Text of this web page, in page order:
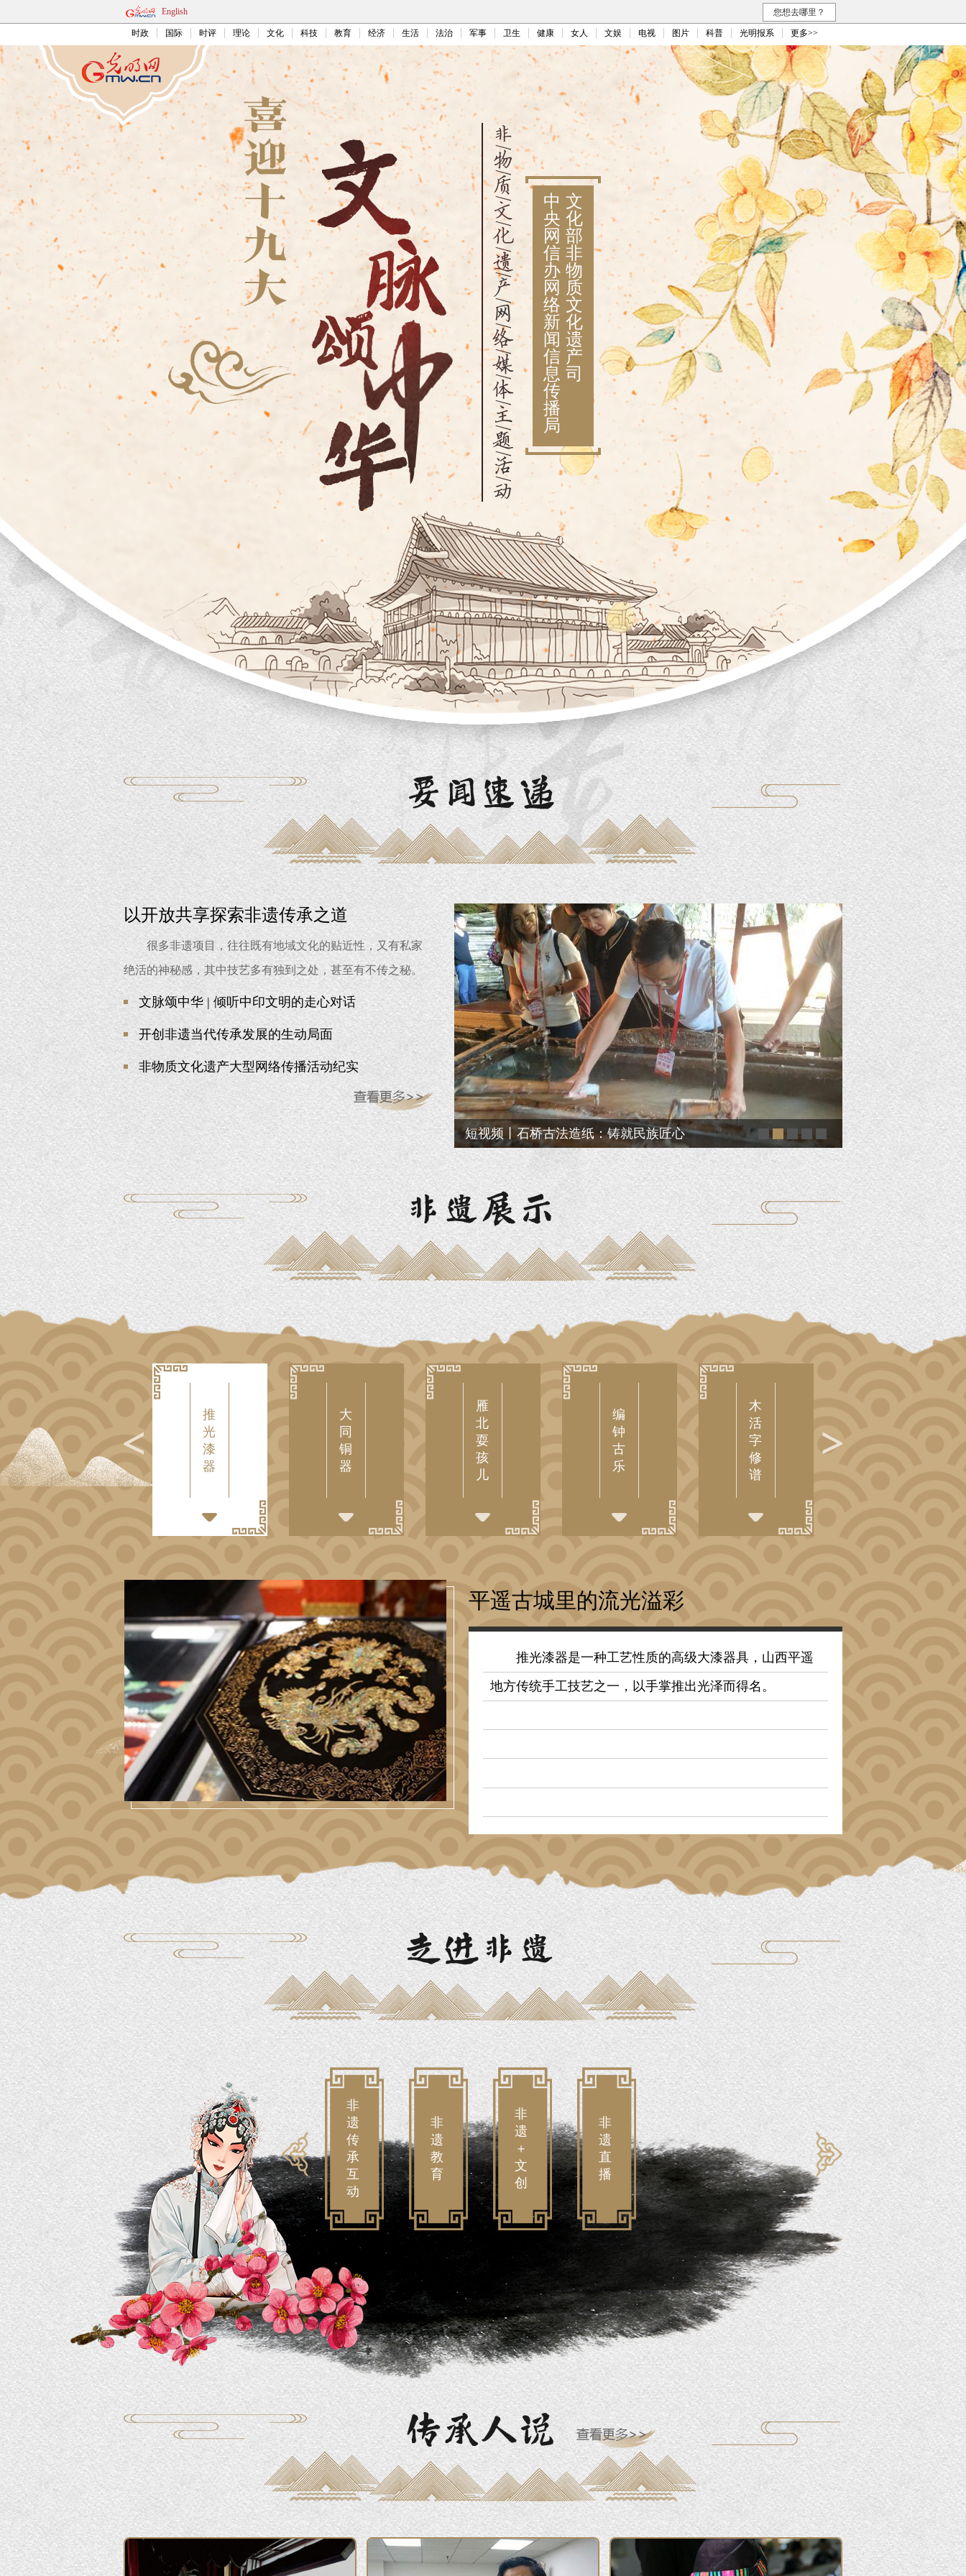
English 您想去哪里？
时政 国际 时评 理论 文化 科技 教育 经济 生活 法治 军事 卫生 健康 女人 文娱 电视 图片 科普 光明报系 更多>>
中
央
网
信
办
网
络
新
闻
信
息
传
播
局
文
化
部
非
物
质
文
化
遗
产
司
以开放共享探索非遗传承之道
很多非遗项目，往往既有地域文化的贴近性，又有私家
绝活的神秘感，其中技艺多有独到之处，甚至有不传之秘。
文脉颂中华 | 倾听中印文明的走心对话
开创非遗当代传承发展的生动局面
非物质文化遗产大型网络传播活动纪实
90后苗族蜡染“画娘”：用民族底色创出世界蓝
推
光
漆
器
大
同
铜
器
雁
北
耍
孩
儿
编
钟
古
乐
木
活
字
修
谱
平遥古城里的流光溢彩
推光漆器是一种工艺性质的高级大漆器具，山西平遥
地方传统手工技艺之一，以手掌推出光泽而得名。
文
遗
产
融
合
现
代
活
非
传
承
的
莆
田
民
漆
画
精
准
扶
研
培
计
划
非
遗
护
的
启
示
互
联
网
非
遗
非
遗
传
承
互
动
非
遗
教
育